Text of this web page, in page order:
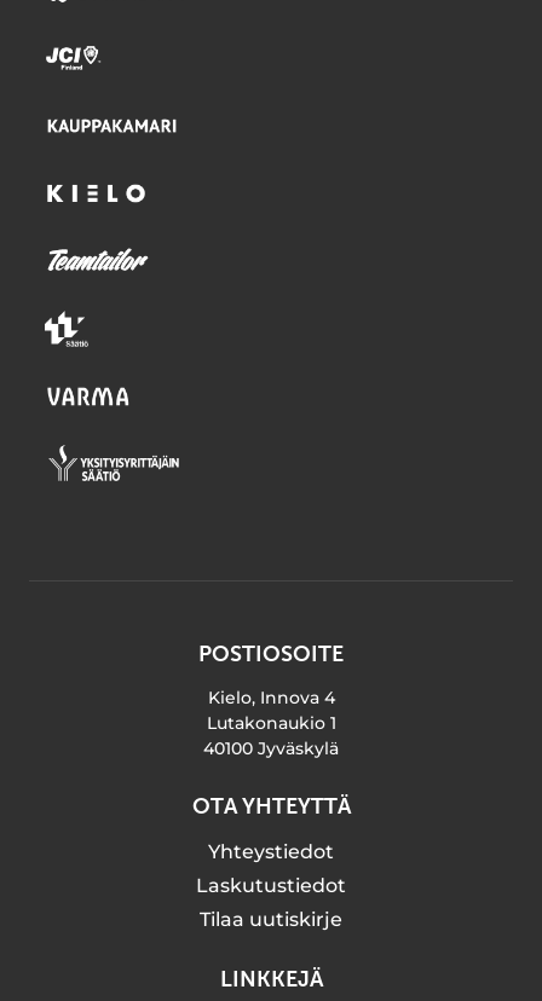
POSTIOSOITE
Kielo, Innova 4
Lutakonaukio 1
40100 Jyväskylä
OTA YHTEYTTÄ
Yhteystiedot
Laskutustiedot
Tilaa uutiskirje
LINKKEJÄ